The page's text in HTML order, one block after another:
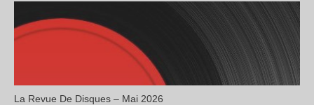
La Revue De Disques – Mai 2026